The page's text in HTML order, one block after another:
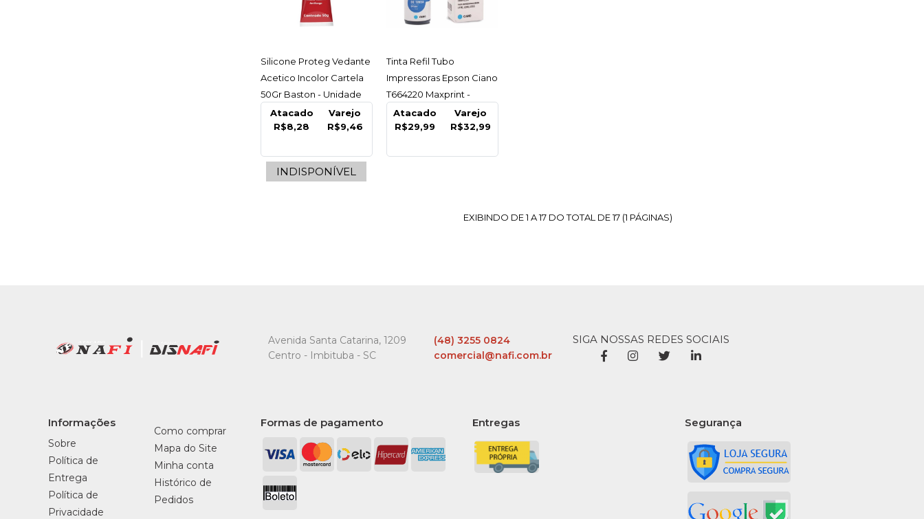
Aluminio 3 Estagios
COMPRAR
ACESSAR
Silicone Proteg Vedante
Acetico Incolor Cartela
50Gr Baston - Unidade
Atacado
R$8,28
Varejo
R$9,46
INDISPONÍVEL
ACESSAR
Tinta Refil Tubo
Impressoras Epson Ciano
T664220 Maxprint -
Unidade
Atacado
R$29,99
Varejo
R$32,99
EXIBINDO DE 1 A 17 DO TOTAL DE 17 (1 PÁGINAS)
Avenida Santa Catarina, 1209
Centro - Imbituba - SC
(48) 3255 0824
comercial@nafi.com.br
SIGA NOSSAS REDES SOCIAIS
Informações
Sobre
Política de
Entrega
Política de
Privacidade
Como comprar
Mapa do Site
Minha conta
Histórico de
Pedidos
Formas de pagamento Entregas Segurança